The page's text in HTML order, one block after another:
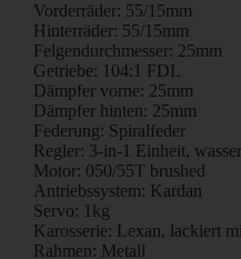
Vorderräder: 55/15mm
Hinterräder: 55/15mm
Felgendurchmesser: 25mm
Getriebe: 104:1 FDL
Dämpfer vorne: 25mm
Dämpfer hinten: 25mm
Federung: Spiralfeder
Regler: 3-in-1 Einheit,
Motor: 050/55T brushed
Antriebssystem: Kardan
Servo: 1kg
Karosserie: Lexan, lackiert
Rahmen: Metall